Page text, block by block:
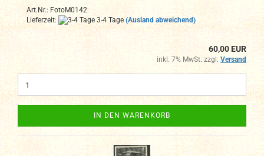
Art.Nr.: FotoM0142
Lieferzeit:
3-4 Tage (Ausland abweichend)
60,00 EUR
inkl. 7% MwSt. zzgl. Versand
IN DEN WARENKORB